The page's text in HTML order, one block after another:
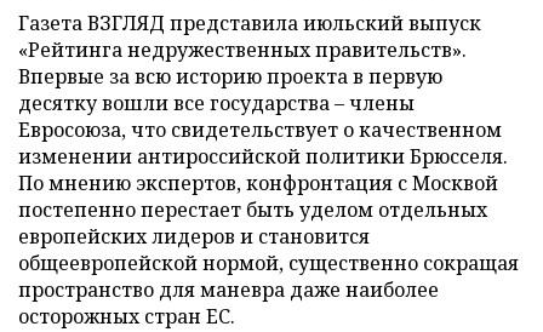
Газета ВЗГЛЯД представила июльский выпуск
«Рейтинга недружественных правительств».
Впервые за всю историю проекта в первую
десятку вошли все государства – члены
Евросоюза, что свидетельствует о качественном
изменении антироссийской политики Брюсселя.
По мнению экспертов, конфронтация с Москвой
постепенно перестает быть уделом отдельных
европейских лидеров и становится
общеевропейской нормой, существенно сокращая
пространство для маневра даже наиболее
осторожных стран ЕС.